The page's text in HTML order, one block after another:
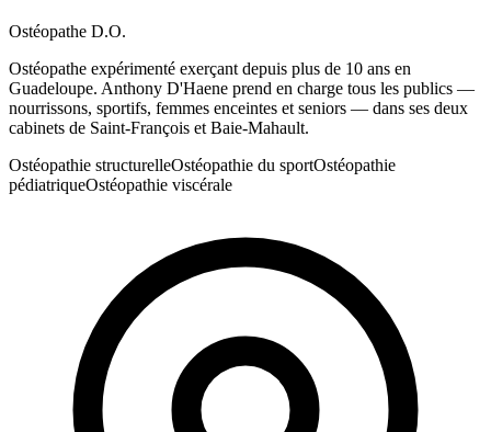
Ostéopathe D.O.
Ostéopathe expérimenté exerçant depuis plus de 10 ans en
Guadeloupe. Anthony D'Haene prend en charge tous les publics —
nourrissons, sportifs, femmes enceintes et seniors — dans ses deux
cabinets de Saint-François et Baie-Mahault.
Ostéopathie structurelleOstéopathie du sportOstéopathie
pédiatriqueOstéopathie viscérale